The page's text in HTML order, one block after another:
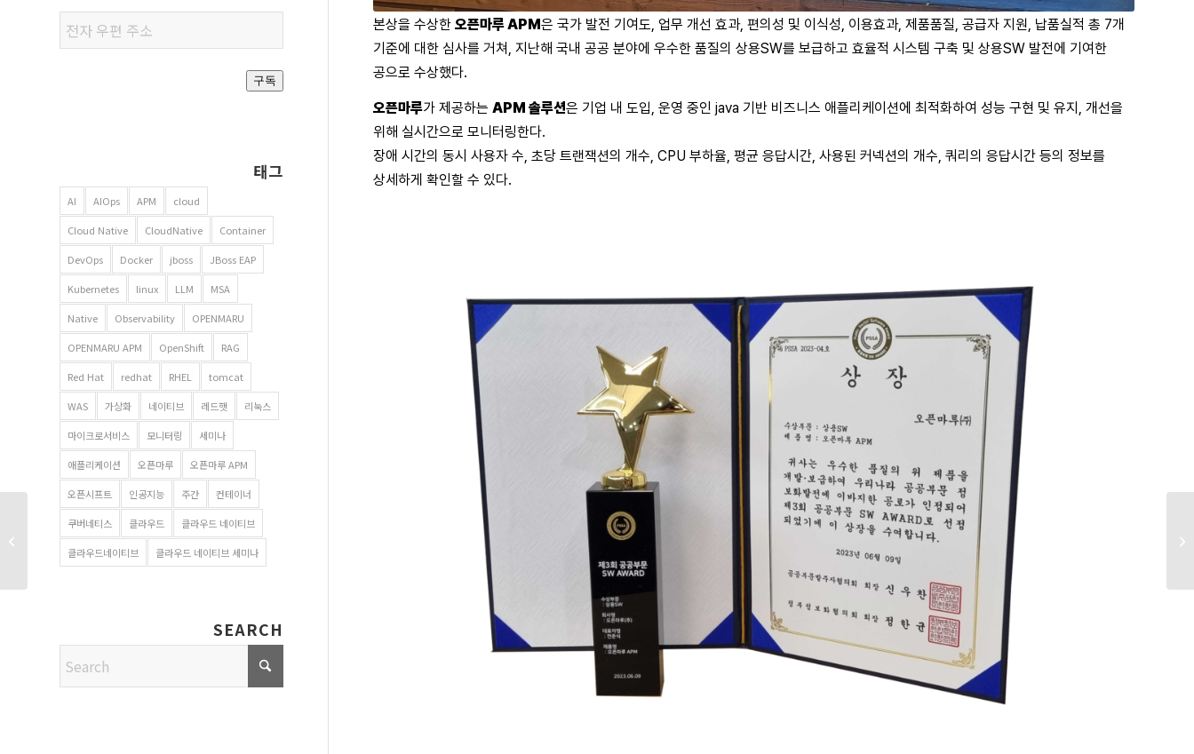
본상을 수상한 오픈마루 APM은 국가 발전 기여도, 업무 개선 효과, 편의성 및 이식성, 이용효과, 제품품질, 공급자 지원, 납품실적 총 7개
기준에 대한 심사를 거쳐, 지난해 국내 공공 분야에 우수한 품질의 상용SW를 보급하고 효율적 시스템 구축 및 상용SW 발전에 기여한
공으로 수상했다.
오픈마루가 제공하는 APM 솔루션은 기업 내 도입, 운영 중인 java 기반 비즈니스 애플리케이션에 최적화하여 성능 구현 및 유지, 개선을
위해 실시간으로 모니터링한다.
장애 시간의 동시 사용자 수, 초당 트랜잭션의 개수, CPU 부하율, 평균 응답시간, 사용된 커넥션의 개수, 쿼리의 응답시간 등의 정보를
상세하게 확인할 수 있다.
우편
주소
구독
태그
AI AIOps APM cloud
Cloud Native CloudNative Container
DevOps Docker jboss JBoss EAP
Kubernetes linux LLM MSA
Native Observability OPENMARU
OPENMARU APM OpenShift RAG
Red Hat redhat RHEL tomcat
WAS 가상화 네이티브 레드햇 리눅스
마이크로서비스 모니터링 세미나
애플리케이션 오픈마루 오픈마루 APM
오픈시프트 인공지능 주간 컨테이너
쿠버네티스 클라우드 클라우드 네이티브
클라우드네이티브 클라우드 네이티브 세미나
SEARCH
오픈마루 2023 Red Hat
Summit을 시작으로 해외
시장 공략과 글로벌...